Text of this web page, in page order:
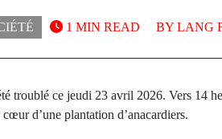
BY LANG
1 MIN READ
troublé ce jeudi 23 avril 2026. Vers 14
cœur d’une plantation d’anacardiers.